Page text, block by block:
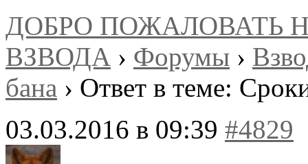
ДОБРО ПОЖАЛОВАТЬ
ВЗВОДА › Форумы ›
бана › Ответ в теме:
03.03.2016 в 09:39 #4829